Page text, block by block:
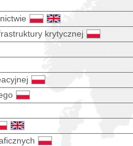
krytycznej